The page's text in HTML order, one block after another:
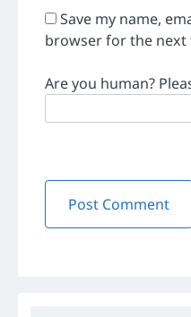
Save my name,
browser for the next
Are you human?